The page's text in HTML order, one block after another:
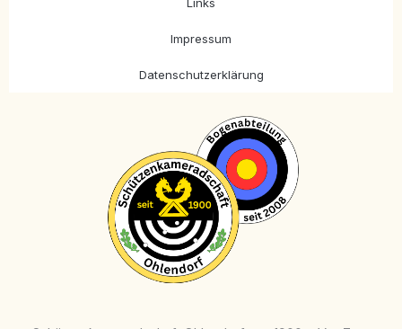
Links
Impressum
Datenschutzerklärung